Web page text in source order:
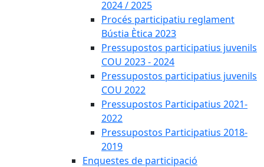
2024 / 2025
Procés participatiu reglament
Bústia Ètica 2023
Pressupostos participatius juvenils
COU 2023 - 2024
Pressupostos participatius juvenils
COU 2022
Pressupostos Participatius 2021-
2022
Pressupostos Participatius 2018-
2019
Enquestes de participació